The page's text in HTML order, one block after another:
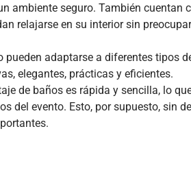
ambiente seguro. También cuentan
relajarse en su interior sin
adaptarse a diferentes tipos
elegantes, prácticas y eficientes.
de baños es rápida y sencilla, lo
del evento. Esto, por supuesto, sin